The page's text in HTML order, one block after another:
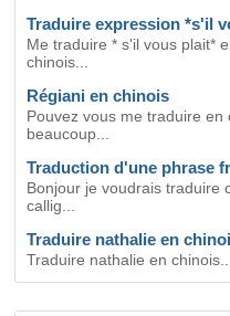
Traduire expression *s'il
Me traduire * s'il vous plait*
chinois...
Régiani en chinois
Pouvez vous me traduire
beaucoup...
Traduction d'une phrase
Bonjour je voudrais traduire
callig...
Traduire nathalie en
Traduire nathalie en chinois...